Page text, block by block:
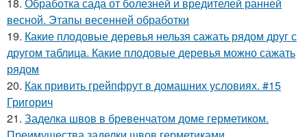
18. Обработка сада от болезней и вредителей ранней
весной. Этапы весенней обработки
19. Какие плодовые деревья нельзя сажать рядом друг с
другом таблица. Какие плодовые деревья можно сажать
рядом
20. Как привить грейпфрут в домашних условиях. #15
Григорич
21. Заделка швов в бревенчатом доме герметиком.